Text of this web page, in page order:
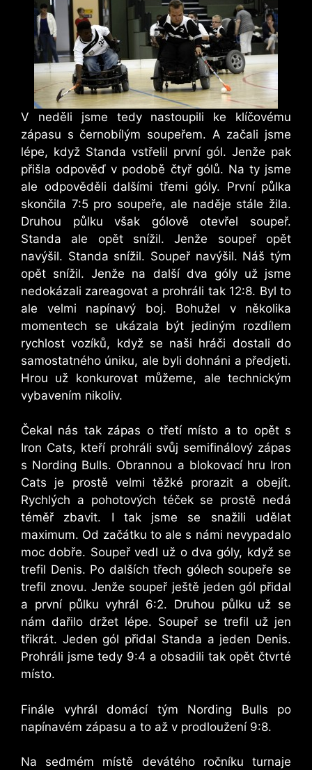
V neděli jsme tedy nastoupili ke klíčovému
zápasu s černobílým soupeřem. A začali jsme
lépe, když Standa vstřelil první gól. Jenže pak
přišla odpověď v podobě čtyř gólů. Na ty jsme
ale odpověděli dalšími třemi góly. První půlka
skončila 7:5 pro soupeře, ale naděje stále žila.
Druhou půlku však gólově otevřel soupeř.
Standa ale opět snížil. Jenže soupeř opět
navýšil. Standa snížil. Soupeř navýšil. Náš tým
opět snížil. Jenže na další dva góly už jsme
nedokázali zareagovat a prohráli tak 12:8. Byl to
ale velmi napínavý boj. Bohužel v několika
momentech se ukázala být jediným rozdílem
rychlost vozíků, když se naši hráči dostali do
samostatného úniku, ale byli dohnáni a předjeti.
Hrou už konkurovat můžeme, ale technickým
vybavením nikoliv.
Čekal nás tak zápas o třetí místo a to opět s
Iron Cats, kteří prohráli svůj semifinálový zápas
s Nording Bulls. Obrannou a blokovací hru Iron
Cats je prostě velmi těžké prorazit a obejít.
Rychlých a pohotových téček se prostě nedá
téměř zbavit. I tak jsme se snažili udělat
maximum. Od začátku to ale s námi nevypadalo
moc dobře. Soupeř vedl už o dva góly, když se
trefil Denis. Po dalších třech gólech soupeře se
trefil znovu. Jenže soupeř ještě jeden gól přidal
a první půlku vyhrál 6:2. Druhou půlku už se
nám dařilo držet lépe. Soupeř se trefil už jen
třikrát. Jeden gól přidal Standa a jeden Denis.
Prohráli jsme tedy 9:4 a obsadili tak opět čtvrté
místo.
Finále vyhrál domácí tým Nording Bulls po
napínavém zápasu a to až v prodloužení 9:8.
Na sedmém místě devátého ročníku turnaje